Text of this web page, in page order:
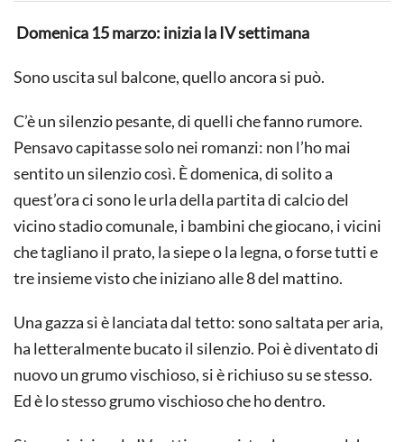
SCUOLA
DI
Domenica 15 marzo: inizia la IV settimana
Sono uscita sul balcone, quello ancora si può.
C’è un silenzio pesante, di quelli che fanno rumore.
Pensavo capitasse solo nei romanzi: non l’ho mai
sentito un silenzio così. È domenica, di solito a
quest’ora ci sono le urla della partita di calcio del
vicino stadio comunale, i bambini che giocano, i vicini
che tagliano il prato, la siepe o la legna, o forse tutti e
tre insieme visto che iniziano alle 8 del mattino.
Una gazza si è lanciata dal tetto: sono saltata per aria,
ha letteralmente bucato il silenzio. Poi è diventato di
nuovo un grumo vischioso, si è richiuso su se stesso.
Ed è lo stesso grumo vischioso che ho dentro.